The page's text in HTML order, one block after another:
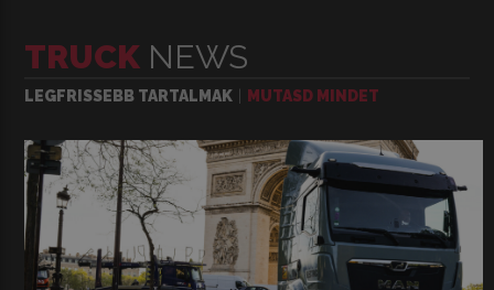
TRUCK NEWS
LEGFRISSEBB TARTALMAK MUTASD MINDET